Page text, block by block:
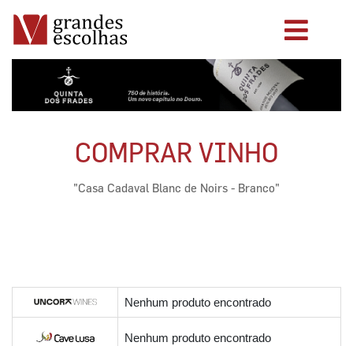
COMPRAR VINHO
"Casa Cadaval Blanc de Noirs - Branco"
Nenhum produto encontrado
Nenhum produto encontrado